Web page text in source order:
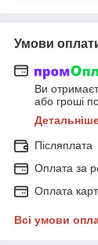
Умови
Ви
або гроші
Післяплата
Оплата за
Оплата
Всі умови